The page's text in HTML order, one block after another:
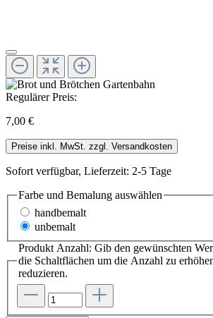
Regulärer Preis:
7,00 €
Preise inkl. MwSt. zzgl. Versandkosten
Sofort verfügbar, Lieferzeit: 2-5 Tage
Farbe und Bemalung auswählen
handbemalt
unbemalt
Produkt Anzahl: Gib den gewünschten
die Schaltflächen um die Anzahl zu
reduzieren.